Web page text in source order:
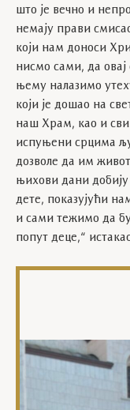
што је вечно и
немају прави
који нам доноси
нисмо сами, да
њему налазимо
који је дошао на
наш Храм, као и
испуњени срцима
дозволе да им
њихови дани
дете, показујући
и сами тежимо да
попут деце,“